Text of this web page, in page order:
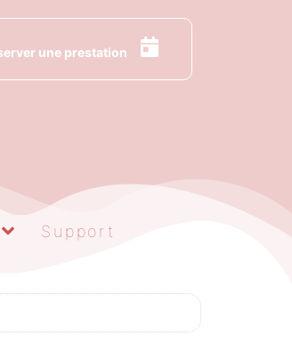
une prestation
Support